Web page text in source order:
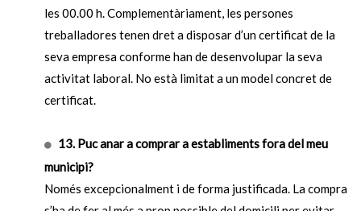
les 00.00 h. Complementàriament, les persones
treballadores tenen dret a disposar d’un certificat de la
seva empresa conforme han de desenvolupar la seva
activitat laboral. No està limitat a un model concret de
certificat.
13. Puc anar a comprar a establiments fora del meu
municipi?
Només excepcionalment i de forma justificada. La compra